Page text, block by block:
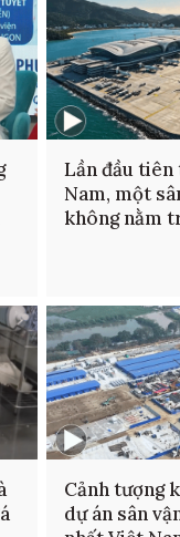
Lần đầu tiên
Nam, một
không nằm
Cảnh tượng
dự án sân